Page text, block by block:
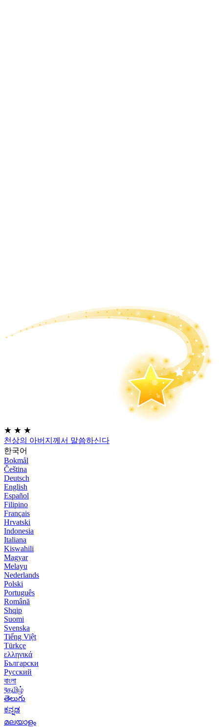
★ ★ ★
천상의 아버지께서 말씀하신다
한국어
Bokmål
Čeština
Deutsch
English
Español
Filipino
Français
Hrvatski
Indonesia
Italiana
Kiswahili
Magyar
Melayu
Nederlands
Polski
Português
Română
Shqip
Suomi
Svenska
Tiếng Việt
Türkçe
ελληνικά
Български
Русский
বাংলা
বதமிழ்
తెలుగు
ಕನ್ನಡ
മലയാളം